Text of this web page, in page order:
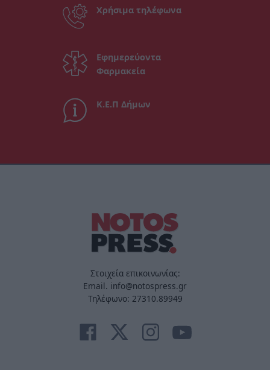
Χρήσιμα τηλέφωνα
Εφημερεύοντα
Φαρμακεία
Κ.Ε.Π Δήμων
Στοιχεία επικοινωνίας:
Email. info@notospress.gr
Τηλέφωνο: 27310.89949